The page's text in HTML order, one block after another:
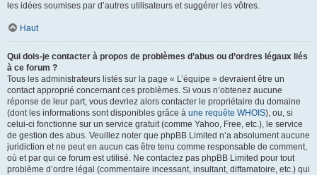
les idées soumises par d’autres utilisateurs et suggérer les vôtres.
Haut
Qui dois-je contacter à propos de problèmes d’abus ou d’ordres légaux liés
à ce forum ?
Tous les administrateurs listés sur la page « L’équipe » devraient être un
contact approprié concernant ces problèmes. Si vous n’obtenez aucune
réponse de leur part, vous devriez alors contacter le propriétaire du domaine
(dont les informations sont disponibles grâce à une requête WHOIS), ou, si
celui-ci fonctionne sur un service gratuit (comme Yahoo, Free, etc.), le service
de gestion des abus. Veuillez noter que phpBB Limited n’a absolument aucune
juridiction et ne peut en aucun cas être tenu comme responsable de comment,
où et par qui ce forum est utilisé. Ne contactez pas phpBB Limited pour tout
problème d’ordre légal (commentaire incessant, insultant, diffamatoire, etc.) qui